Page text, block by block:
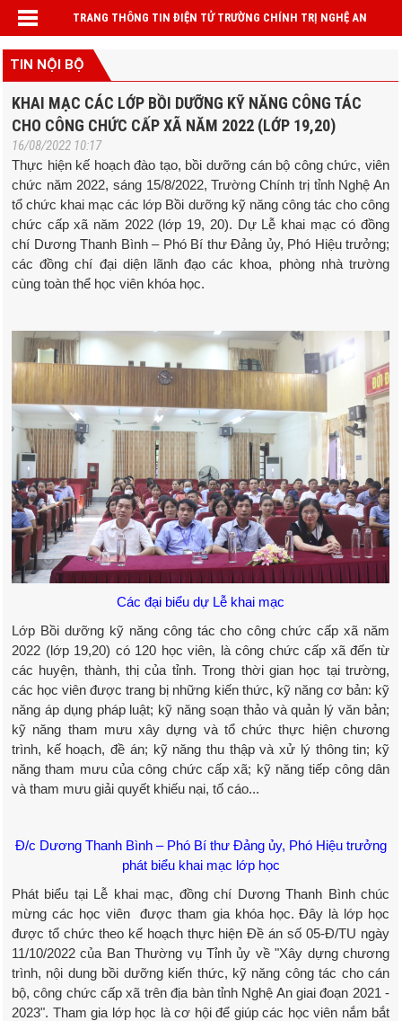
TRANG THÔNG TIN ĐIỆN TỬ TRƯỜNG CHÍNH TRỊ NGHỆ AN
TIN NỘI BỘ
KHAI MẠC CÁC LỚP BỒI DƯỠNG KỸ NĂNG CÔNG TÁC
CHO CÔNG CHỨC CẤP XÃ NĂM 2022 (LỚP 19,20)
16/08/2022 10:17
Thực hiện kế hoạch đào tạo, bồi dưỡng cán bộ công chức, viên
chức năm 2022, sáng 15/8/2022, Trường Chính trị tỉnh Nghệ An
tổ chức khai mạc các lớp Bồi dưỡng kỹ năng công tác cho công
chức cấp xã năm 2022 (lớp 19, 20). Dự Lễ khai mạc có đồng
chí Dương Thanh Bình – Phó Bí thư Đảng ủy, Phó Hiệu trưởng;
các đồng chí đại diện lãnh đạo các khoa, phòng nhà trường
cùng toàn thể học viên khóa học.
Các đại biểu dự Lễ khai mạc
Lớp Bồi dưỡng kỹ năng công tác cho công chức cấp xã năm
2022 (lớp 19,20) có 120 học viên, là công chức cấp xã đến từ
các huyện, thành, thị của tỉnh. Trong thời gian học tại trường,
các học viên được trang bị những kiến thức, kỹ năng cơ bản: kỹ
năng áp dụng pháp luật; kỹ năng soạn thảo và quản lý văn bản;
kỹ năng tham mưu xây dựng và tổ chức thực hiện chương
trình, kế hoạch, đề án; kỹ năng thu thập và xử lý thông tin; kỹ
năng tham mưu của công chức cấp xã; kỹ năng tiếp công dân
và tham mưu giải quyết khiếu nại, tố cáo...
Đ/c Dương Thanh Bình – Phó Bí thư Đảng ủy, Phó Hiệu trưởng
phát biểu khai mạc lớp học
Phát biểu tại Lễ khai mạc, đồng chí Dương Thanh Bình chúc
mừng các học viên được tham gia khóa học. Đây là lớp học
được tổ chức theo kế hoạch thực hiện Đề án số 05-Đ/TU ngày
11/10/2022 của Ban Thường vụ Tỉnh ủy về "Xây dựng chương
trình, nội dung bồi dưỡng kiến thức, kỹ năng công tác cho cán
bộ, công chức cấp xã trên địa bàn tỉnh Nghệ An giai đoạn 2021 -
2023". Tham gia lớp học là cơ hội để giúp các học viên nắm bắt